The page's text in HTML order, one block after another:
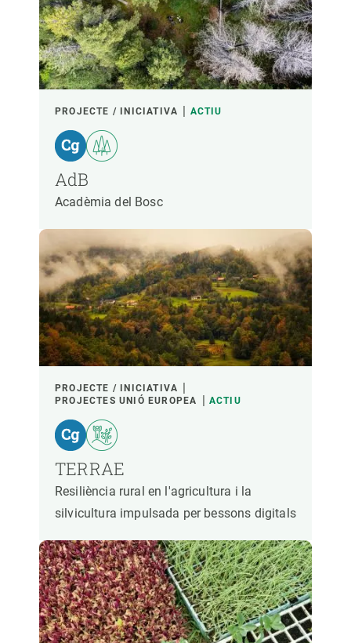
TEMES TRANSVERSALS
LIDERAT PER
PARTICIPANTS
FINANÇAMENT
ANY D'INICI
LIDERATGE CREAF LIDERATGE EXTERN
- QUALSEVOL - ACTIU
PROJECTE / INICIATIVA ACTIU
AdB
Acadèmia del Bosc
PROJECTE / INICIATIVA
PROJECTES UNIÓ EUROPEA
ACTIU
TERRAE
Resiliència rural en l'agricultura i la
silvicultura impulsada per bessons digitals